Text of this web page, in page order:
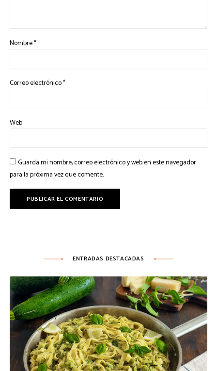
Nombre*
Correo electrónico*
Web
Guarda mi nombre, correo electrónico y web en este navegador
para la próxima vez que comente.
ENTRADAS DESTACADAS